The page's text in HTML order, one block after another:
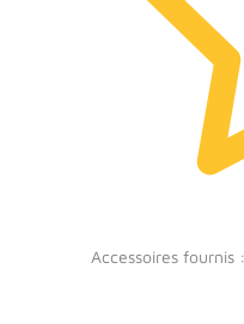
Accessoires fournis :